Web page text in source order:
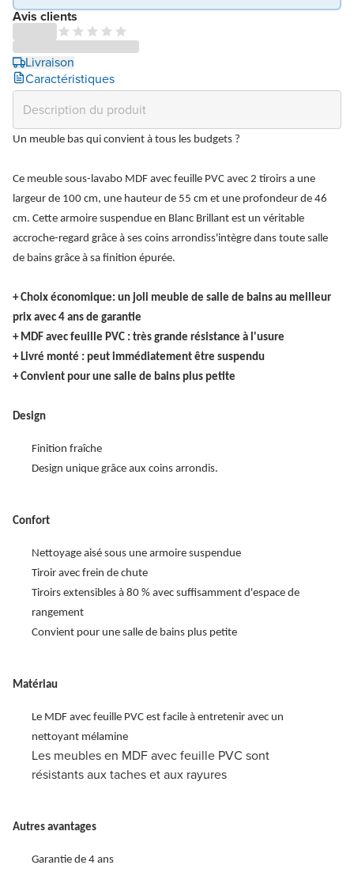
Avis clients
Livraison
Caractéristiques
Un meuble bas qui convient à tous les budgets ?
Ce meuble sous-lavabo MDF avec feuille PVC avec 2 tiroirs a une
largeur de 100 cm, une hauteur de 55 cm et une profondeur de 46
cm. Cette armoire suspendue en Blanc Brillant est un véritable
accroche-regard grâce à ses coins arrondiss'intègre dans toute salle
de bains grâce à sa finition épurée.
+ Choix économique: un joli meuble de salle de bains au meilleur
prix avec 4 ans de garantie
+ MDF avec feuille PVC : très grande résistance à l'usure
+ Livré monté : peut immédiatement être suspendu
+ Convient pour une salle de bains plus petite
Design
Finition fraîche
Design unique grâce aux coins arrondis.
Confort
Nettoyage aisé sous une armoire suspendue
Tiroir avec frein de chute
Tiroirs extensibles à 80 % avec suffisamment d'espace de
rangement
Convient pour une salle de bains plus petite
Matériau
Le MDF avec feuille PVC est facile à entretenir avec un
nettoyant mélamine
Les meubles en MDF avec feuille PVC sont
résistants aux taches et aux rayures
Autres avantages
Garantie de 4 ans